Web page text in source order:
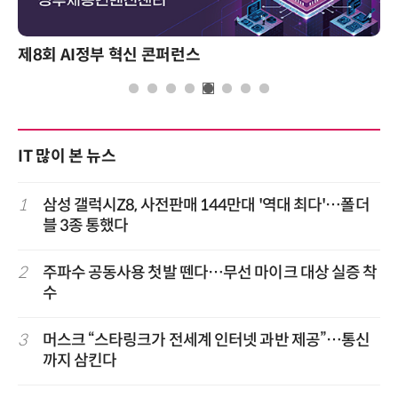
제8회 AI정부 혁신 콘퍼런스
IT 많이 본 뉴스
1
삼성 갤럭시Z8, 사전판매 144만대 '역대 최다'…폴더
블 3종 통했다
2
주파수 공동사용 첫발 뗀다…무선 마이크 대상 실증 착
수
3
머스크 “스타링크가 전세계 인터넷 과반 제공”…통신
까지 삼킨다